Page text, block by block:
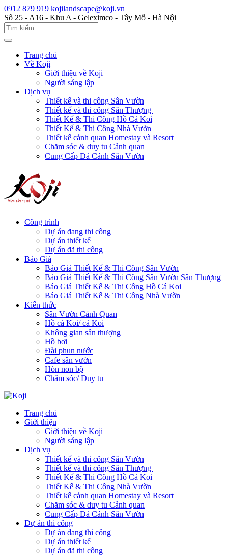
0912 879 919 kojilandscape@koji.vn
Số 25 - A16 - Khu A - Geleximco - Tây Mỗ - Hà Nội
Trang chủ
Về Koji
Giới thiệu về Koji
Người sáng lập
Dịch vụ
Thiết kế và thi công Sân Vườn
Thiết kế và thi công Sân Thượng
Thiết Kế & Thi Công Hồ Cá Koi
Thiết Kế & Thi Công Nhà Vườn
Thiết kế cảnh quan Homestay và Resort
Chăm sóc & duy tu Cảnh quan
Cung Cấp Đá Cảnh Sân Vườn
Công trình
Dự án đang thi công
Dự án thiết kế
Dự án đã thi công
Báo Giá
Báo Giá Thiết Kế & Thi Công Sân Vườn
Báo Giá Thiết Kế & Thi Công Sân Vườn Sân Thượng
Báo Giá Thiết Kế & Thi Công Hồ Cá Koi
Báo Giá Thiết Kế & Thi Công Nhà Vườn
Kiến thức
Sân Vườn Cảnh Quan
Hồ cá Koi/ cá Koi
Không gian sân thượng
Hồ bơi
Đài phun nước
Cafe sân vườn
Hòn non bộ
Chăm sóc/ Duy tu
Trang chủ
Giới thiệu
Giới thiệu về Koji
Người sáng lập
Dịch vụ
Thiết kế và thi công Sân Vườn
Thiết kế và thi công Sân Thượng
Thiết Kế & Thi Công Hồ Cá Koi
Thiết Kế & Thi Công Nhà Vườn
Thiết kế cảnh quan Homestay và Resort
Chăm sóc & duy tu Cảnh quan
Cung Cấp Đá Cảnh Sân Vườn
Dự án thi công
Dự án đang thi công
Dự án thiết kế
Dự án đã thi công